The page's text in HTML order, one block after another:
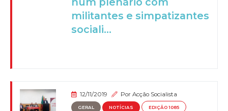
militantes e simpatizantes
sociali...
12/11/2019 PorAcção Socialista
GERAL NOTÍCIAS EDIÇÃO 1085